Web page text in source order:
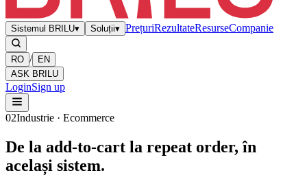
Sistemul BRILU▾ Soluții▾ PrețuriRezultateResurseCompanie
RO /
EN
ASK BRILU
LoginSign up
02Industrie · Ecommerce
De la add-to-cart la repeat order, în
același sistem.